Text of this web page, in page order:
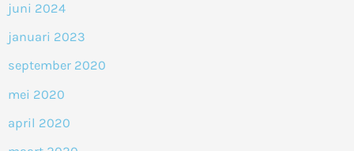
juni 2024
januari 2023
september 2020
mei 2020
april 2020